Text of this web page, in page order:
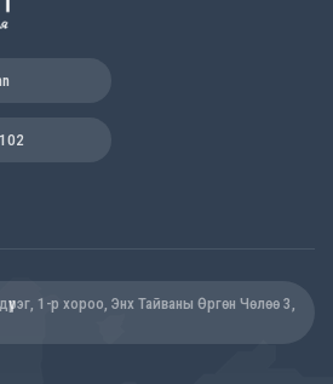
1-р хороо, Энх Тайваны Өргөн Чөлөө 3,